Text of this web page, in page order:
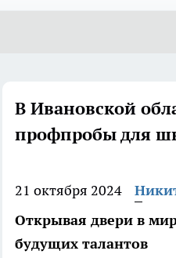
В Ивановской
профпробы для
21 октября 2024
Открывая двери в
будущих талантов